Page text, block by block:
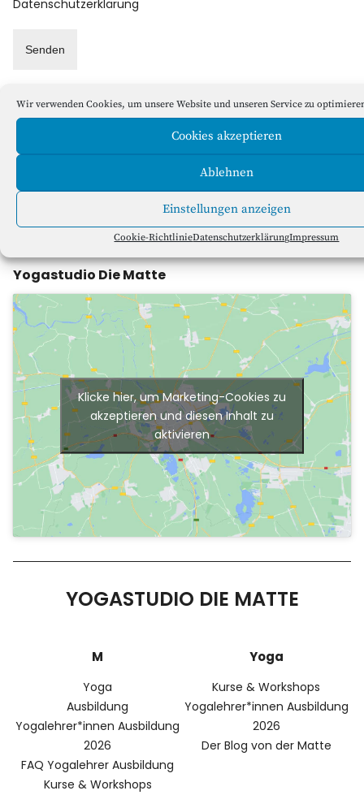
Wir verwenden Cookies, um unsere Website und unseren Service zu
Cookies akzeptieren
Ablehnen
Einstellungen anzeigen
Cookie-RichtlinieDatenschutzerklärungImpressum
Datenschutzerklärung
Was die Matte Yogis sagen:
Dank Euch kommt man sich Stunde für Stunde ein
bisschen näher. Absolutes Wohlfühl-Gefühl.
―
Yogastudio Die Matte
Klicke hier, um Marketing-Cookies zu
akzeptieren und diesen Inhalt zu
aktivieren
YOGASTUDIO DIE MATTE
M
Yoga
Ausbildung
Yogalehrer*innen Ausbildung
2026
FAQ Yogalehrer Ausbildung
Kurse & Workshops
Yoga
Kurse & Workshops
Yogalehrer*innen Ausbildung
2026
Der Blog von der Matte